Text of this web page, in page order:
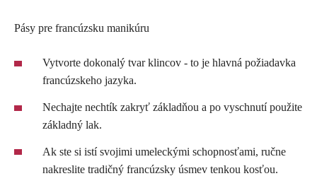
Pásy pre francúzsku manikúru
Vytvorte dokonalý tvar klincov - to je hlavná požiadavka
francúzskeho jazyka.
Nechajte nechtík zakryť základňou a po vyschnutí použite
základný lak.
Ak ste si istí svojimi umeleckými schopnosťami, ručne
nakreslite tradičný francúzsky úsmev tenkou kosťou.